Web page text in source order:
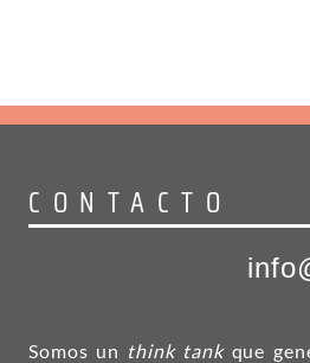
CONTACTO
Somos un think tankque